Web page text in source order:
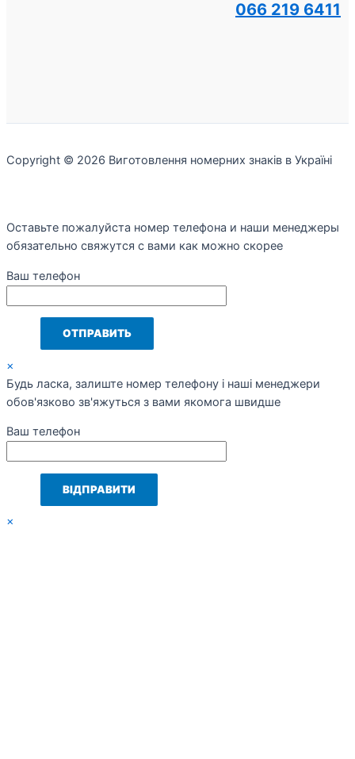
066 219 6411
Copyright © 2026 Виготовлення номерних знаків в Україні
Оставьте пожалуйста номер телефона и наши менеджеры
обязательно свяжутся с вами как можно скорее
Ваш телефон
×
Будь ласка, залиште номер телефону і наші менеджери
обов'язково зв'яжуться з вами якомога швидше
Ваш телефон
×